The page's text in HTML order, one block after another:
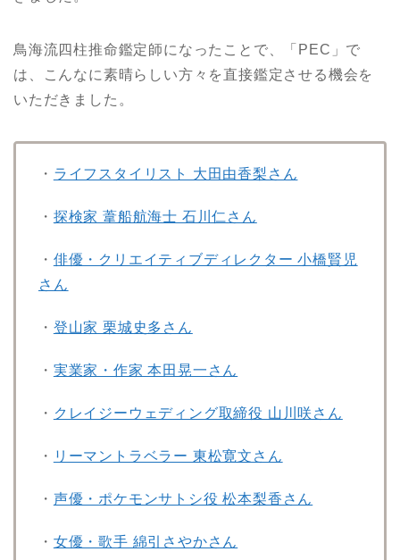
鳥海流四柱推命鑑定師になったことで、「PEC」で
は、こんなに素晴らしい方々を直接鑑定させる機会を
いただきました。
・ ライフスタイリスト 大田由香梨さん
・ 探検家 葦船航海士 石川仁さん
・ 俳優・クリエイティブディレクター 小橋賢児
さん
・ 登山家 栗城史多さん
・ 実業家・作家 本田晃一さん
・ クレイジーウェディング取締役 山川咲さん
・ リーマントラベラー 東松寛文さん
・ 声優・ポケモンサトシ役 松本梨香さん
・ 女優・歌手 綿引さやかさん